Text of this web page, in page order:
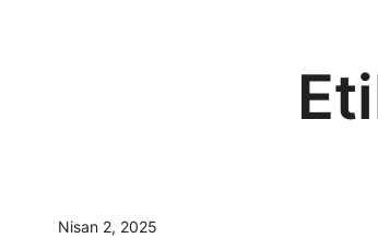
Nisan 2, 2025